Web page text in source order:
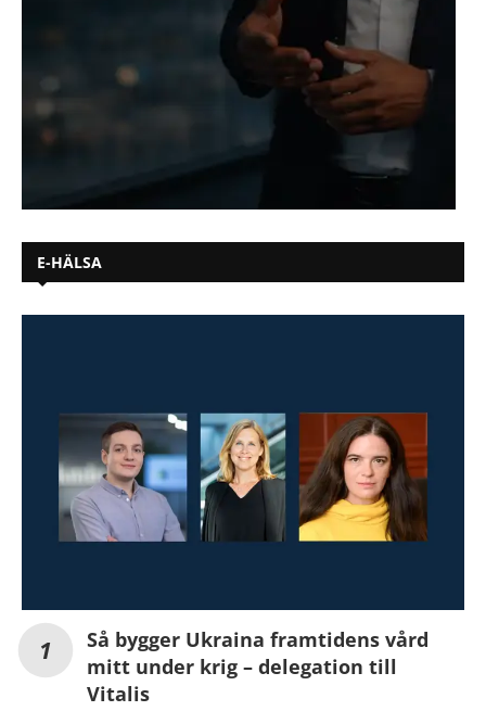
E-HÄLSA
Så bygger Ukraina framtidens vård
mitt under krig – delegation till
Vitalis